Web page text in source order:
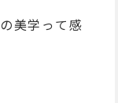
美学って感